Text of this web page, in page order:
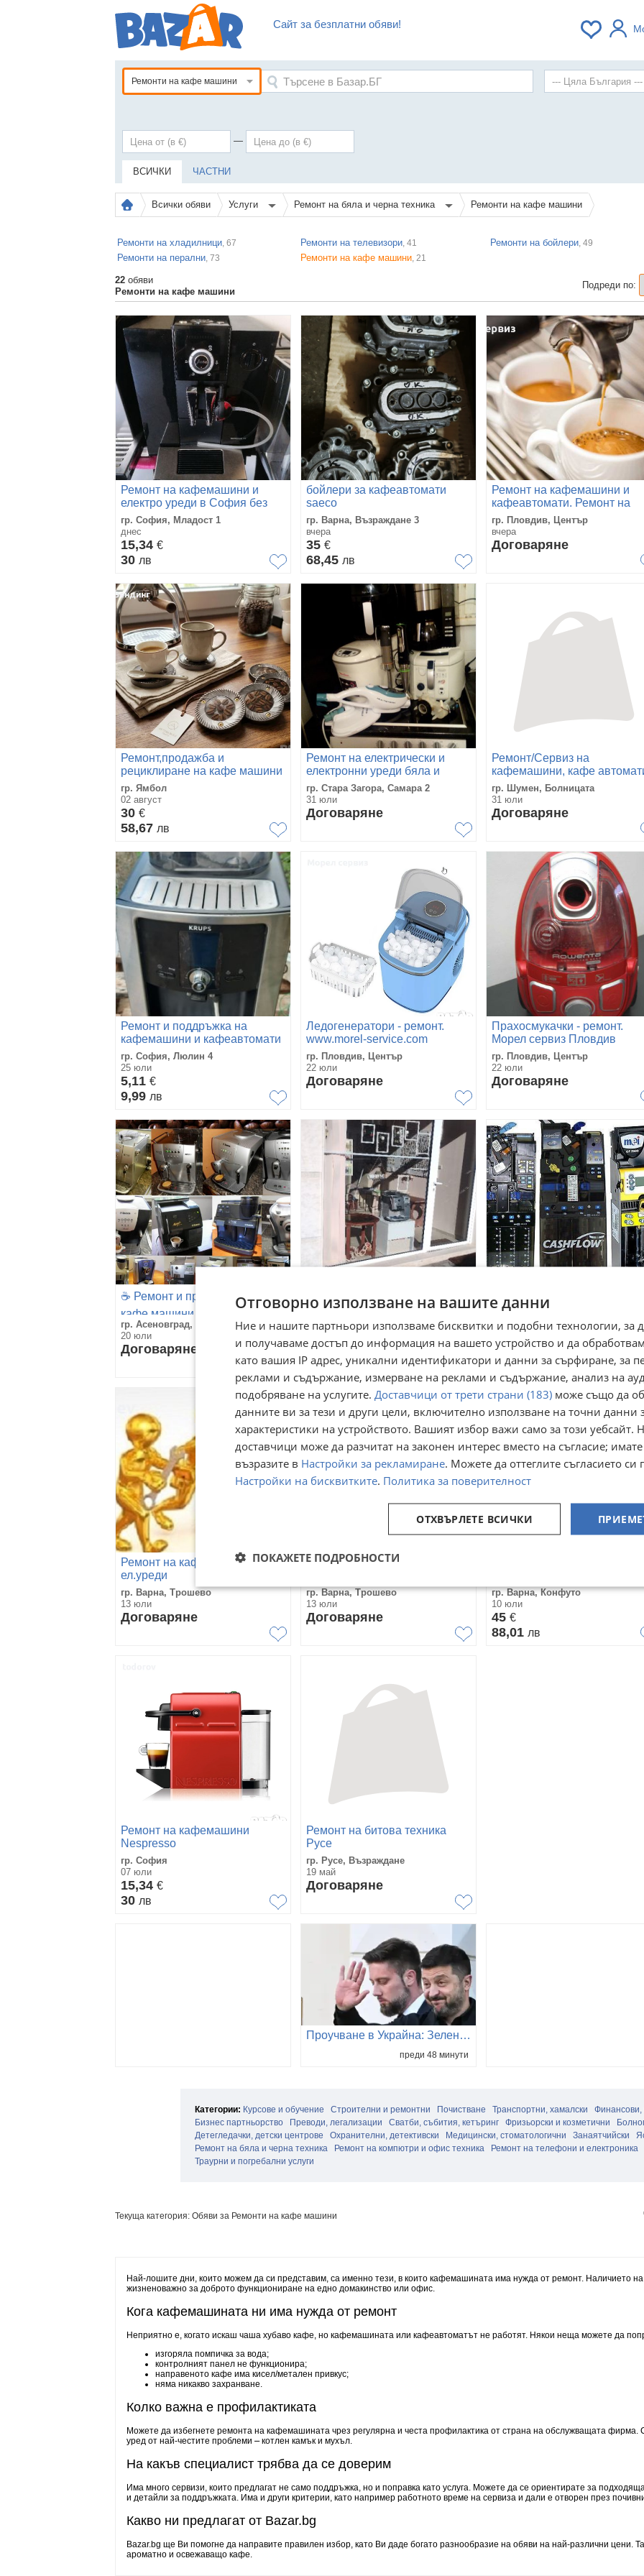
Сайт за безплатни обяви!
Ремонти на кафе машини
—
ВСИЧКИ ЧАСТНИ
Всички обяви Услуги Ремонт на бяла и черна техника Ремонти на кафе машини
Ремонти на хладилници, 67
Ремонти на перални, 73
Ремонти на телевизори, 41
Ремонти на кафе машини, 21
Ремонти на бойлери, 49
22 обяви
Ремонти на кафе машини
Подреди по:
Ремонт на кафемашини и
електро уреди в София без
поивен ден
гр. София, Младост 1
днес
15,34 €
30 лв
бойлери за кафеавтомати
saeco
гр. Варна, Възраждане 3
вчера
35 €
68,45 лв
Ремонт на кафемашини и
кафеавтомати. Ремонт на
DolcheGusto. Морел сервиз
Пловдив
гр. Пловдив, Център
вчера
Договаряне
Ремонт,продажба и
рециклиране на кафе машини
гр. Ямбол
02 август
30 €
58,67 лв
Ремонт на електрически и
електронни уреди бяла и
черна техника
гр. Стара Загора, Самара 2
31 юли
Договаряне
Ремонт/Сервиз на
кафемашини, кафе
перални, сушилни, готварски
печки, битова техника
гр. Шумен, Болницата
31 юли
Договаряне
Ремонт и поддръжка на
кафемашини и кафеавтомати
гр. София, Люлин 4
25 юли
5,11 €
9,99 лв
Ледогенератори - ремонт.
www.morel-service.com
Пловдив
гр. Пловдив, Център
22 юли
Договаряне
Прахосмукачки - ремонт.
Морел сервиз Пловдив
гр. Пловдив, Център
22 юли
Договаряне
☕️ Ремонт и профилактика на
кафе машини Saeco, Philips,
Gaggia, Spidem, Dolce
гр. Асеновград, Пловдив
20 юли
Договаряне
кафемашини
гр. Стара Загора, Център
20 юли
Договаряне
монетници Mei cf560 , cf690 ,
cf7000 , cf7900 €€€
гр. Стара Загора, Център
Договаряне
Ремонт на кафемашини и
ел.уреди
гр. Варна, Трошево
13 юли
Договаряне
Ремонт на кафемашини и
гр. Варна, Трошево
13 юли
Договаряне
гр. Варна, Конфуто
10 юли
45 €
88,01 лв
Ремонт на кафемашини
Nespresso
гр. София
07 юли
15,34 €
30 лв
Ремонт на битова техника
Русе
гр. Русе, Възраждане
19 май
Договаряне
Проучване в Украйна: Зеленски губи катастрофално президентски избори, ако се проведат днес
преди 48 минути
Категории: Курсове и обучение Строителни и ремонтни Почистване Транспортни, хамалски
Финансови,
Бизнес партньорство
Преводи, легализации Сватби, събития, кетъринг Фризьорски и козметични
Детегледачки, детски центрове
Охранителни, детективски Медицински, стоматологични Занаятчийски
Ремонт на бяла и черна техника
Ремонт на компютри и офис техника Ремонт на телефони и електроника
Траурни и погребални услуги
Текуща категория: Обяви за Ремонти на кафе машини
Най-лошите дни, които можем да си представим, са именно тези, в които кафемашината има нужда от ремонт. Наличието
жизненоважно за доброто функциониране на едно домакинство или офис.
Кога кафемашината ни има нужда от ремонт
Неприятно е, когато искаш чаша хубаво кафе, но кафемашината или кафеавтоматът не работят. Някои неща можете да
изгоряла помпичка за вода;
контролният панел не функционира;
направеното кафе има кисел/метален привкус;
няма никакво захранване.
Колко важна е профилактиката
Можете да избегнете ремонта на кафемашината чрез регулярна и честа профилактика от страна на обслужващата
уред от най-честите проблеми ⎼ котлен камък и мухъл.
На какъв специалист трябва да се доверим
Има много сервизи, които предлагат не само поддръжка, но и поправка като услуга. Можете да се ориентирате за
и детайли за поддръжката. Има и други критерии, като например работното време на сервиза и дали е отворен през
Какво ни предлагат от Bazar.bg
Bazar.bg ще Ви помогне да направите правилен избор, като Ви даде богато разнообразие на обяви на най-различни цени.
ароматно и освежаващо кафе.
Отговорно използване на вашите данни
Ние и нашите партньори използваме бисквитки и подобни технологии, за
и получаваме достъп до информация на вашето устройство и да
като вашия IP адрес, уникални идентификатори и данни за сърфиране, за
реклами и съдържание, измерване на реклами и съдържание, анализ на
подобряване на услугите. Доставчици от трети страни (183) може също да
данните ви за тези и други цели, включително използване на точни данни
характеристики на устройството. Вашият избор важи само за този уебсайт.
доставчици може да разчитат на законен интерес вместо на съгласие;
възразите в Настройки за рекламиране. Можете да оттеглите съгласието си
Настройки на бисквитките. Политика за поверителност
ОТХВЪРЛЕТЕ ВСИЧКИ
ПОКАЖЕТЕ ПОДРОБНОСТИ